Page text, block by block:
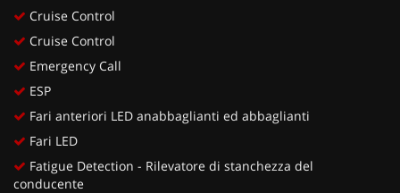
Cruise Control
Cruise Control
Emergency Call
ESP
Fari anteriori LED anabbaglianti ed abbaglianti
Fari LED
Fatigue Detection - Rilevatore di stanchezza del
conducente